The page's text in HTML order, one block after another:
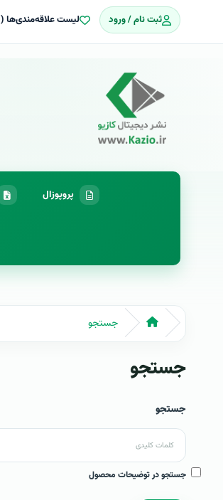
ثبت نام / ورود لیست علاقه‌مندی‌ها (0)
پروپوزال
جستجو
جستجو
جستجو
جستجو در توضیحات محصول